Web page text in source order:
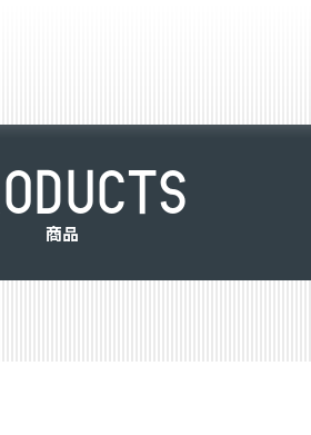
ODUCTS
商品